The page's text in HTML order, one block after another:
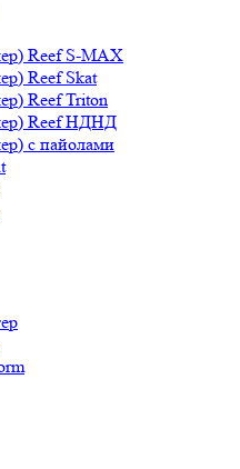
Reef S-MAX
Reef Skat
Reef Triton
Reef НДНД
с пайолами